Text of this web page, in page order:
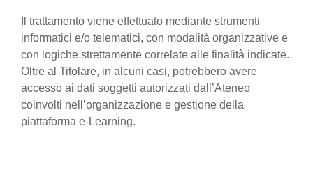
Il trattamento viene effettuato mediante strumenti
informatici e/o telematici, con modalità organizzative e
con logiche strettamente correlate alle finalità indicate.
Oltre al Titolare, in alcuni casi, potrebbero avere
accesso ai dati soggetti autorizzati dall’Ateneo
coinvolti nell’organizzazione e gestione della
piattaforma e-Learning.